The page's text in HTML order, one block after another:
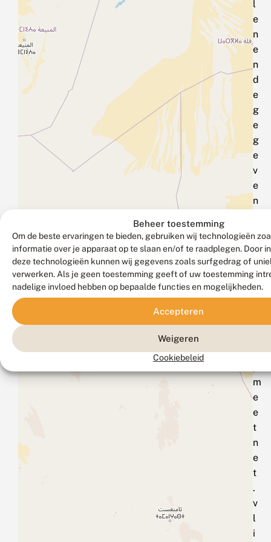
Beheer toestemming
Om de beste ervaringen te bieden, gebruiken wij technologieën
informatie over je apparaat op te slaan en/of te raadplegen. Door
deze technologieën kunnen wij gegevens zoals surfgedrag of
verwerken. Als je geen toestemming geeft of uw toestemming
nadelige invloed hebben op bepaalde functies en mogelijkheden.
Accepteren
Weigeren
Cookiebeleid
l
e
n
e
n
d
e
g
e
g
e
v
e
n
n
v
o
e
o
m
e
e
t
n
e
t
.
v
l
i